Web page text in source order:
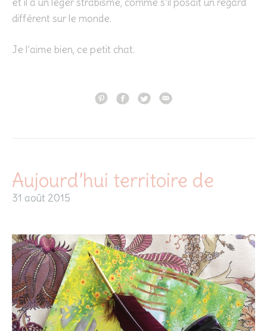
différent sur le monde.
Je l’aime bien, ce petit chat.
Aujourd’hui territoire de
31 août 2015